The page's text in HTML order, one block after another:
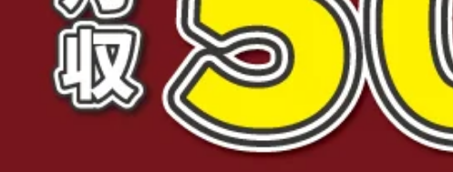
気になる 詳しく見る
★稼ぎたい方必見★ 月収MAX64万円＠大
城県仙台市宮城野区
西濃エキスプレス株式会社